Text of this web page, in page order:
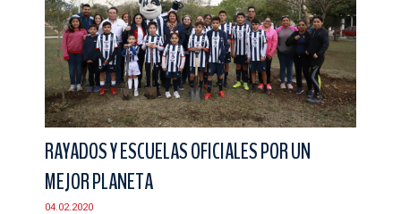
RAYADOS Y ESCUELAS OFICIALES POR UN
MEJOR PLANETA
04.02.2020